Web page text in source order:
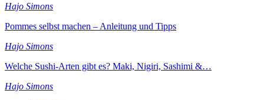
Hajo Simons
Pommes selbst machen – Anleitung und Tipps
Hajo Simons
Welche Sushi-Arten gibt es? Maki, Nigiri, Sashimi &…
Hajo Simons